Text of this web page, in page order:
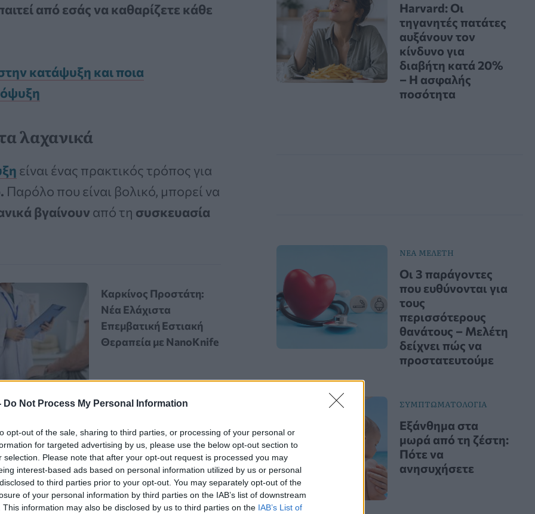
Do Not Process My Personal Information
opt-out of the sale, sharing to third parties, or processing of your personal or
for targeted advertising by us, please use the below opt-out section to
selection. Please note that after your opt-out request is processed you may
interest-based ads based on personal information utilized by us or personal
to third parties prior to your opt-out. You may separately opt-out of the
of your personal information by third parties on the IAB’s list of downstream
This information may also be disclosed by us to third parties on the IAB’s List of
από εσάς να καθαρίζετε κάθε
κατάψυξη και ποια
λαχανικά
είναι ένας πρακτικός τρόπος για
Παρόλο που είναι βολικό, μπορεί να
βγαίνουν από τη συσκευασία
Καρκίνος Προστάτη:
Νέα Ελάχιστα
Επεμβατική Εστιακή
Θεραπεία με NanoKnife
λαχανικώνστην κατάψυξη έχει
Harvard: Οι
τηγανητές πατάτες
αυξάνουν τον
κίνδυνο για
διαβήτη κατά 20%
– Η ασφαλής
ποσότητα
ΝΕΑ ΜΕΛΕΤΗ
Οι 3 παράγοντες
που ευθύνονται για
τους
περισσότερους
θανάτους – Μελέτη
δείχνει πώς να
προστατευτούμε
ΣΥΜΠΤΩΜΑΤΟΛΟΓΙΑ
Εξάνθημα στα
μωρά από τη ζέστη:
Πότε να
ανησυχήσετε